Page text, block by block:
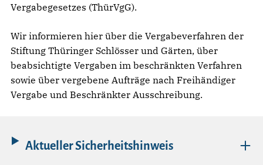
Vergabegesetzes (ThürVgG).
Wir informieren hier über die Vergabeverfahren der
Stiftung Thüringer Schlösser und Gärten, über
beabsichtigte Vergaben im beschränkten Verfahren
sowie über vergebene Aufträge nach Freihändiger
Vergabe und Beschränkter Ausschreibung.
Aktueller Sicherheitshinweis